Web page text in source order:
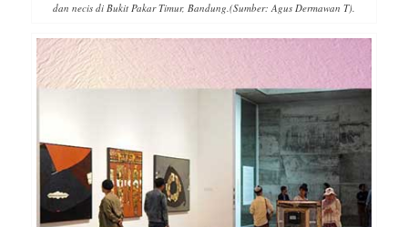
dan necis di Bukit Pakar Timur, Bandung.(Sumber: Agus Dermawan T).